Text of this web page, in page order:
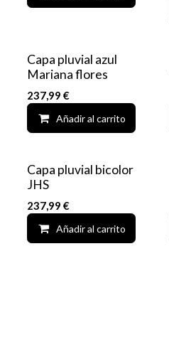
Capa pluvial azul
Mariana flores
237,99 €
Añadir al carrito
Capa pluvial bicolor
JHS
237,99 €
Añadir al carrito